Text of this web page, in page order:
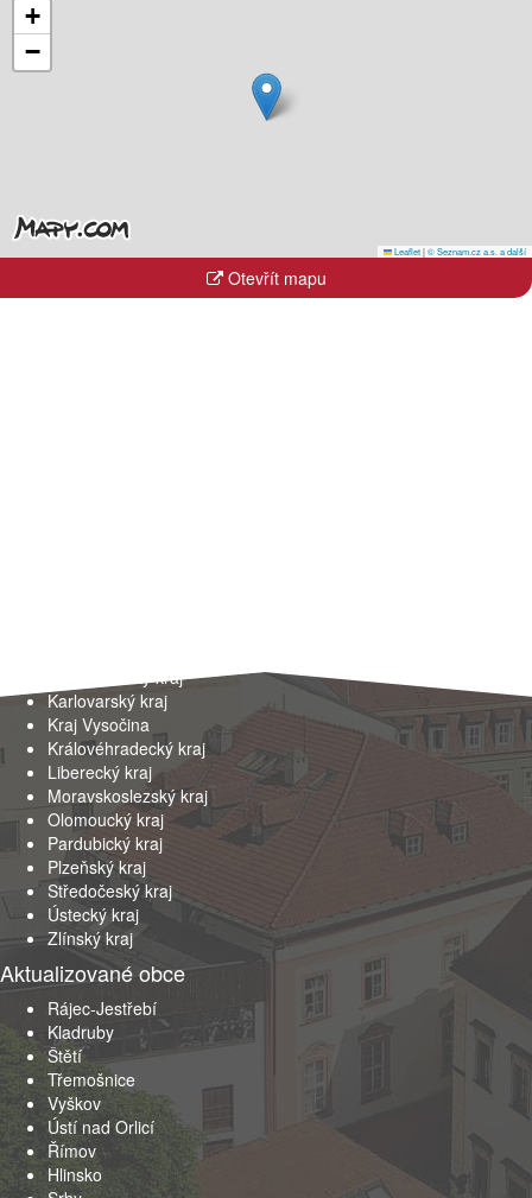
+
−
Leaflet|© Seznam.cz a.s. a další
Otevřít mapu
Jihomoravský kraj
Karlovarský kraj
Kraj Vysočina
Královéhradecký kraj
Liberecký kraj
Moravskoslezský kraj
Olomoucký kraj
Pardubický kraj
Plzeňský kraj
Středočeský kraj
Ústecký kraj
Zlínský kraj
Aktualizované obce
Rájec-Jestřebí
Kladruby
Štětí
Třemošnice
Vyškov
Ústí nad Orlicí
Římov
Hlinsko